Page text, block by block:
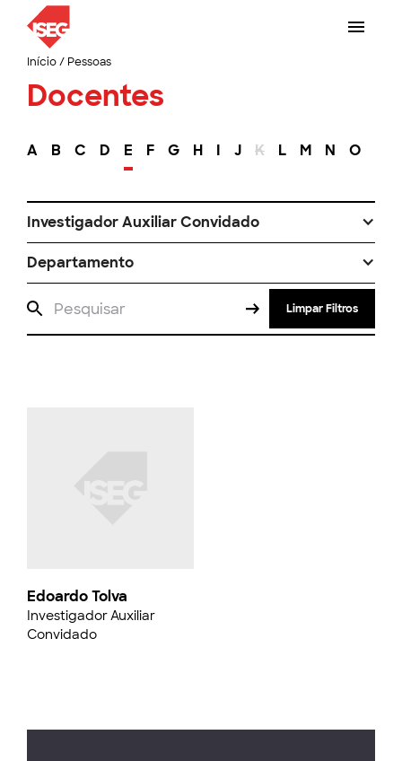
Início/ Pessoas
Docentes
A B C D E F G H I J K L M N O
Investigador Auxiliar Convidado
Departamento
Limpar Filtros
Edoardo Tolva
Investigador Auxiliar
Convidado